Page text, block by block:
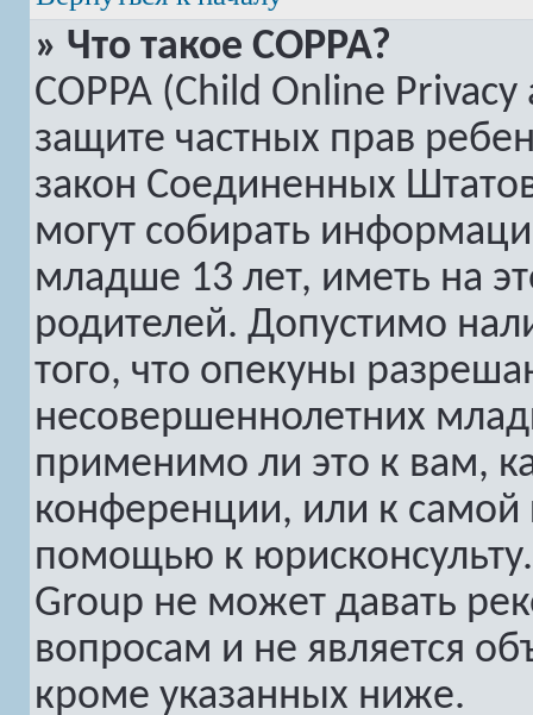
» Что такое COPPA?
COPPA (Child Online
защите частных прав
закон Соединенных
могут собирать
младше 13 лет, иметь на
родителей. Допустимо
того, что опекуны
несовершеннолетних
применимо ли это к вам,
конференции, или к самой
помощью к
Group не может давать
вопросам и не является
кроме указанных ниже.